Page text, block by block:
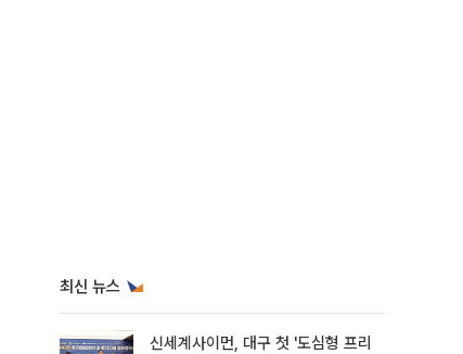
최신 뉴스
신세계사이먼, 대구 첫 '도심형 프리